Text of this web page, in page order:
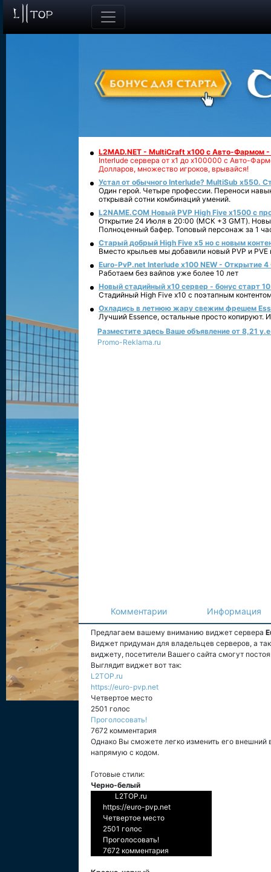
L2MAD.NET - MultiCraft x100 с Авто-Фармом
Interlude сервера от х1 до х100000 с Авто-
Долларов, множество игроков, врывайся!
Устал от обычного Interlude? MultiSub x550.
Один герой. Четыре профессии. Переноси
открывай сотни комбинаций умений.
L2NAME.COM Новый PVP High Five x1500 с
Открытие 24 Июля в 20:00 (МСК +3 GMT).
Полноценный бафер. Топовый персонаж за 1
Старый добрый High Five x5 но с новым
Вместо крыльев мы добавили новый PVP и PVE
Euro-PvP.net Interlude х100 NEW - Открытие 4
Работаем без вайпов уже более 10 лет
Новый стадийный х10 сервер - бонус старт
Стадийный High Five x10 с поэтапным
Охладись в летнюю жару свежим фрешем
Лучший Essence, остальные просто копируют.
Разместите здесь Ваше объявление от 8,21
Promo-Reklama.ru
Комментарии Информация
Предлагаем вашему вниманию виджет сервера
Виджет придуман для владельцев серверов, а
виджету, посетители Вашего сайта смогут
Выглядит виджет вот так:
L2TOP.ru
https://euro-pvp.net
Четвертое место
2501 голос
Проголосовать!
7672 комментария
Однако Вы сможете легко изменить его
напрямую с кодом.
Готовые стили:
Черно-белый
L2TOP.ru
https://euro-pvp.net
Четвертое место
2501 голос
Проголосовать!
7672 комментария